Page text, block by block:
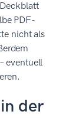
PDF-
nicht als
eventuell
der